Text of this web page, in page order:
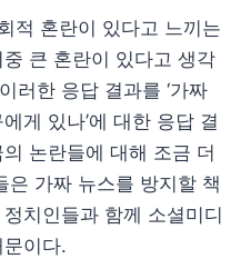
적 혼란이 있다고 느끼는
큰 혼란이 있다고 생각
러한 응답 결과를 ‘가짜
게 있나’에 대한 응답 결
논란들에 대해 조금 더
은 가짜 뉴스를 방지할 책
치인들과 함께 소셜미디
이다.